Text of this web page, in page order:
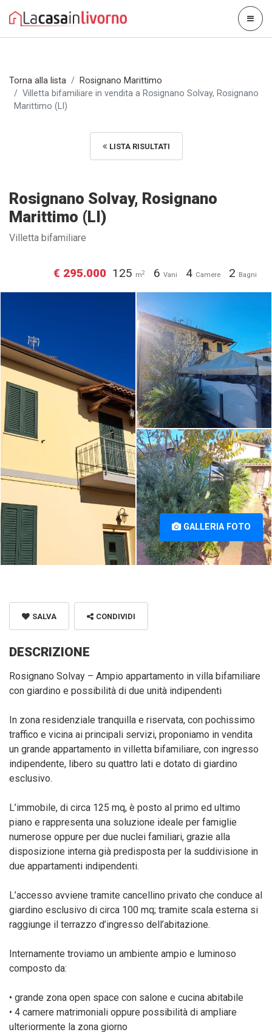
Torna alla lista
Rosignano Marittimo
Villetta bifamiliare in vendita a Rosignano Solvay, Rosignano
Marittimo (LI)
LISTA RISULTATI
Rosignano Solvay, Rosignano
Marittimo (LI)
Villetta bifamiliare
125 m2 6 Vani 4 Camere 2 Bagni
€ 295.000
Rosignano Solvay, Rosignano
Marittimo (LI) [2/23]
Villetta bifamiliare in vendita a
Rosignano Solvay, Rosignano
Marittimo (LI) [3/23]
GALLERIA FOTO
SALVA CONDIVIDI
DESCRIZIONE
Rosignano Solvay – Ampio appartamento in villa bifamiliare
con giardino e possibilità di due unità indipendenti
In zona residenziale tranquilla e riservata, con pochissimo
traffico e vicina ai principali servizi, proponiamo in vendita
un grande appartamento in villetta bifamiliare, con ingresso
indipendente, libero su quattro lati e dotato di giardino
esclusivo.
L’immobile, di circa 125 mq, è posto al primo ed ultimo
piano e rappresenta una soluzione ideale per famiglie
numerose oppure per due nuclei familiari, grazie alla
disposizione interna già predisposta per la suddivisione in
due appartamenti indipendenti.
L’accesso avviene tramite cancellino privato che conduce al
giardino esclusivo di circa 100 mq; tramite scala esterna si
raggiunge il terrazzo d’ingresso dell’abitazione.
Internamente troviamo un ambiente ampio e luminoso
composto da:
• grande zona open space con salone e cucina abitabile
• 4 camere matrimoniali oppure possibilità di ampliare
ulteriormente la zona giorno